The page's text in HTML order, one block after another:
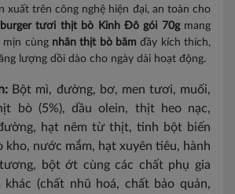
xuất trên công nghệ hiện đại, an toàn cho
burger tươi thịt bò Kinh Đô gói 70gmang
mịn cùng nhân thịt bò băm đầy kích thích,
lượng dồi dào cho ngày dài hoạt động.
Bột mì, đường, bơ, men tươi, muối,
bò (5%), dầu olein, thịt heo nạc,
hạt nêm từ thịt, tinh bột biến
kho, nước mắm, hạt xuyên tiêu, hành
bột ớt cùng các chất phụ gia
khác (chất nhũ hoá, chất bảo quản,